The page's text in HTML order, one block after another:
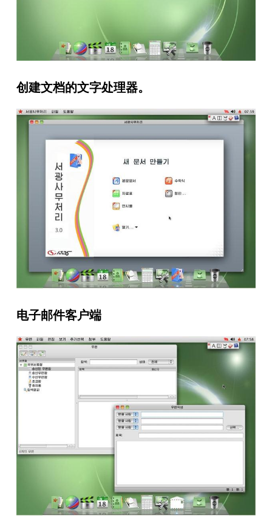
创建文档的文字处理器。
电子邮件客户端